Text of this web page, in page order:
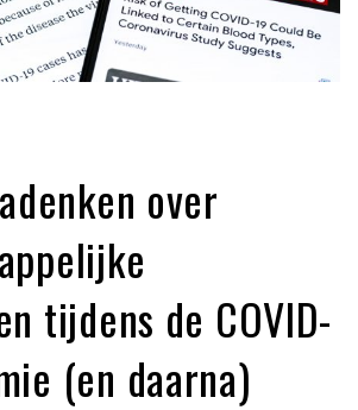
over
tijdens de COVID-
(en daarna)